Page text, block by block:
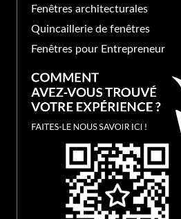
Fenêtres architecturales
Quincaillerie de fenêtres
Fenêtres pour Entrepreneur